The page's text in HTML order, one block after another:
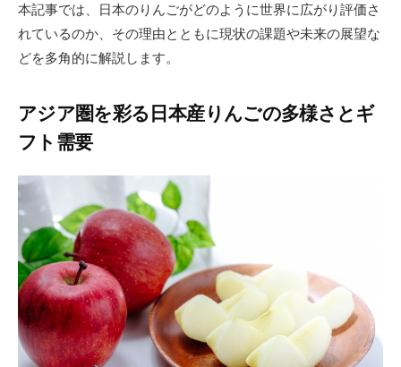
本記事では、日本のりんごがどのように世界に広がり評価さ
れているのか、その理由とともに現状の課題や未来の展望な
どを多角的に解説します。
アジア圏を彩る日本産りんごの多様さとギ
フト需要